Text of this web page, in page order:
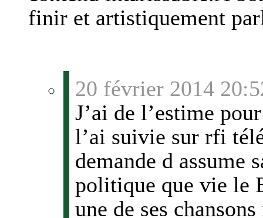
finir et artistiquement
20 février 2014
J’ai de l’estime
l’ai suivie sur rfi
demande d assume
politique que vie le
une de ses